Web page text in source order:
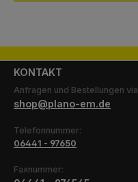
KONTAKT
Anfragen und Bestellungen via
shop@plano-em.de
Telefonnummer:
06441 - 97650
Faxnummer: